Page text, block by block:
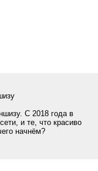
С 2018 года в
и те, что красиво
начнём?